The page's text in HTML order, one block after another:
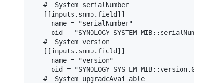
   #  System serialNumber
   [[inputs.snmp.field]]
     name = "serialNumber"
     oid = "SYNOLOGY-SYSTEM-MIB::serialNumber.0"
   #  System version
   [[inputs.snmp.field]]
     name = "version"
     oid = "SYNOLOGY-SYSTEM-MIB::version.0"
   #  System upgradeAvailable